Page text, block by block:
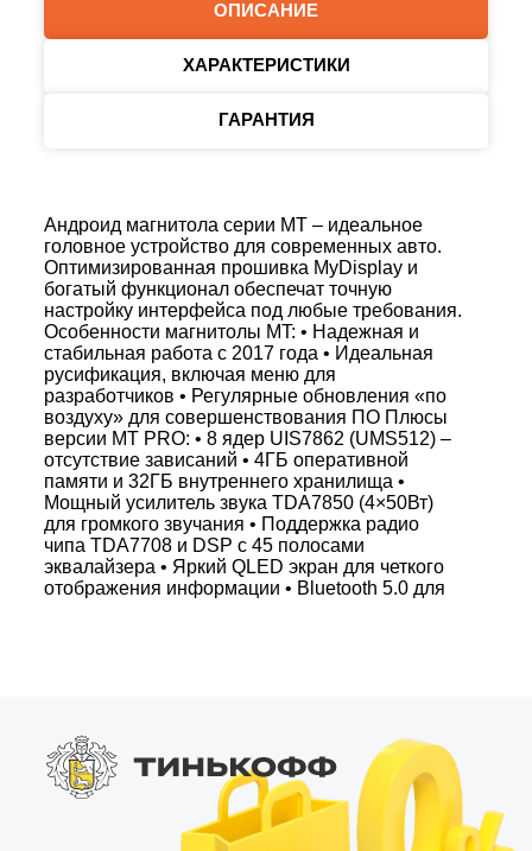
ОПИСАНИЕ
ХАРАКТЕРИСТИКИ
ГАРАНТИЯ
Андроид магнитола серии MT – идеальное
головное устройство для современных авто.
Оптимизированная прошивка MyDisplay и
богатый функционал обеспечат точную
настройку интерфейса под любые требования.
Особенности магнитолы MT: • Надежная и
стабильная работа с 2017 года • Идеальная
русификация, включая меню для
разработчиков • Регулярные обновления «по
воздуху» для совершенствования ПО Плюсы
версии MT PRO: • 8 ядер UIS7862 (UMS512) –
отсутствие зависаний • 4ГБ оперативной
памяти и 32ГБ внутреннего хранилища •
Мощный усилитель звука TDA7850 (4×50Вт)
для громкого звучания • Поддержка радио
чипа TDA7708 и DSP с 45 полосами
эквалайзера • Яркий QLED экран для четкого
отображения информации • Bluetooth 5.0 для